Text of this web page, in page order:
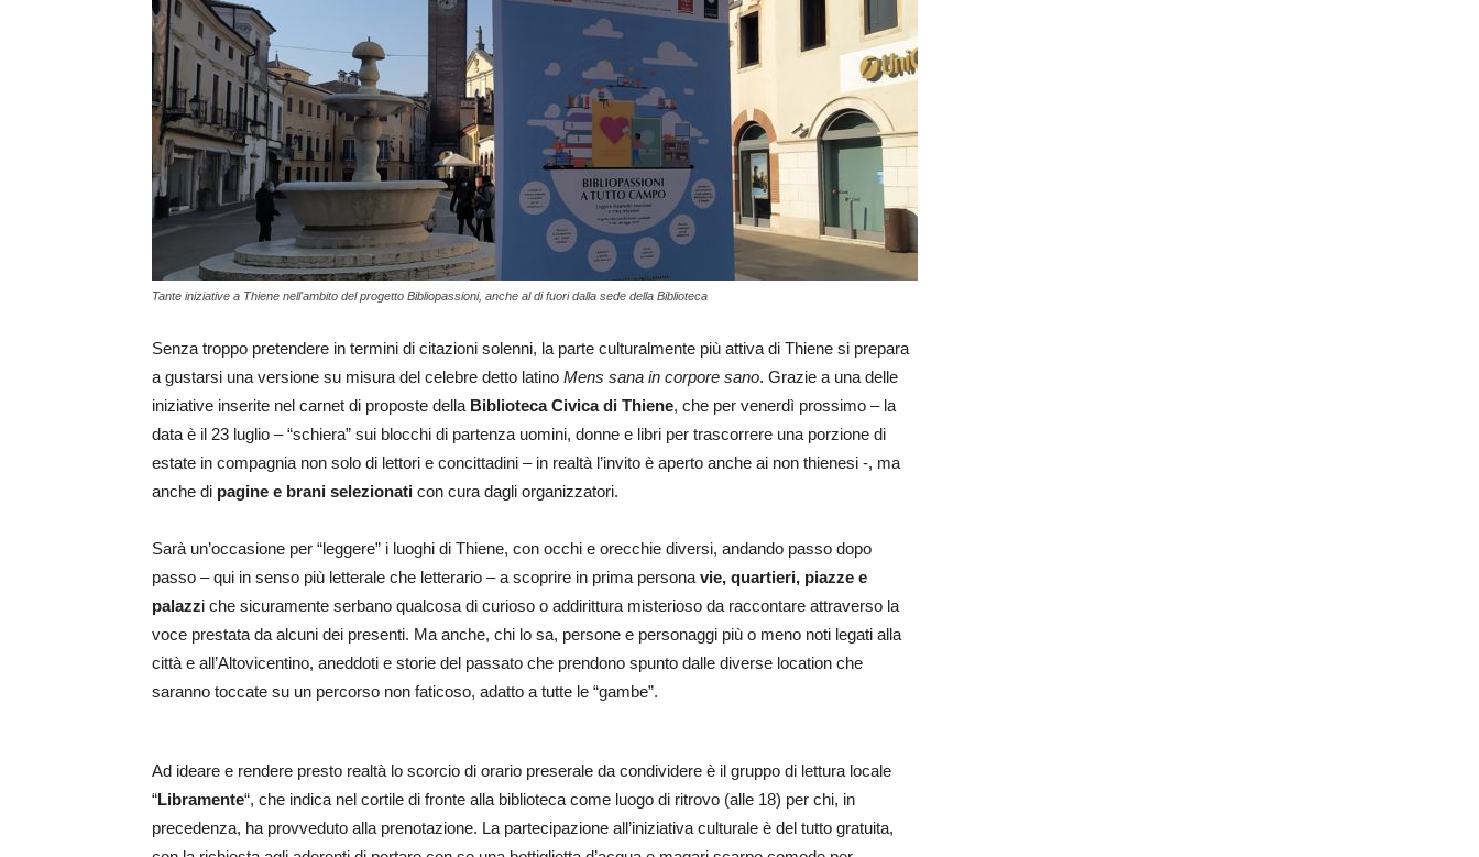
Tante iniziative a Thiene nell'ambito del progetto Bibliopassioni, anche al di fuori dalla sede della Biblioteca
Senza troppo pretendere in termini di citazioni solenni, la parte culturalmente più attiva di Thiene si prepara
a gustarsi una versione su misura del celebre detto latino Mens sana in corpore sano. Grazie a una delle
iniziative inserite nel carnet di proposte della Biblioteca Civica di Thiene, che per venerdì prossimo – la
data è il 23 luglio – “schiera” sui blocchi di partenza uomini, donne e libri per trascorrere una porzione di
estate in compagnia non solo di lettori e concittadini – in realtà l’invito è aperto anche ai non thienesi -, ma
anche di pagine e brani selezionati con cura dagli organizzatori.
Sarà un’occasione per “leggere” i luoghi di Thiene, con occhi e orecchie diversi, andando passo dopo
passo – qui in senso più letterale che letterario – a scoprire in prima persona vie, quartieri, piazze e
palazzi che sicuramente serbano qualcosa di curioso o addirittura misterioso da raccontare attraverso la
voce prestata da alcuni dei presenti. Ma anche, chi lo sa, persone e personaggi più o meno noti legati alla
città e all’Altovicentino, aneddoti e storie del passato che prendono spunto dalle diverse location che
saranno toccate su un percorso non faticoso, adatto a tutte le “gambe”.
Ad ideare e rendere presto realtà lo scorcio di orario preserale da condividere è il gruppo di lettura locale
“Libramente“, che indica nel cortile di fronte alla biblioteca come luogo di ritrovo (alle 18) per chi, in
precedenza, ha provveduto alla prenotazione. La partecipazione all’iniziativa culturale è del tutto gratuita,